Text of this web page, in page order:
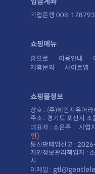
기업은행 008-
쇼핑메뉴
홈으로 이용안내
제휴문의
사이트맵
쇼핑몰정보
상호 : (주)체인지유어라
주소 : 경기도 포천시
대표자 : 소은주 사업
인)
통신판매업신고 :
시
이메일 :